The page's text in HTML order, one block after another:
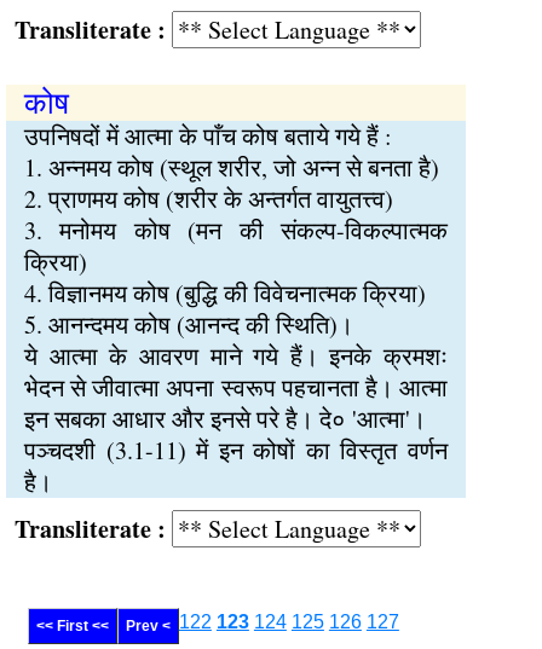
:
कोष
उपनिषदों में आत्मा के पाँच कोष बताये गये हैं :
1. अन्नमय कोष (स्थूल शरीर, जो अन्न से बनता है)
2. प्राणमय कोष (शरीर के अन्तर्गत वायुतत्त्व)
3. मनोमय कोष (मन की संकल्प-विकल्पात्मक
क्रिया)
4. विज्ञानमय कोष (बुद्धि की विवेचनात्मक क्रिया)
5. आनन्दमय कोष (आनन्द की स्थिति)।
ये आत्मा के आवरण माने गये हैं। इनके क्रमशः
भेदन से जीवात्मा अपना स्वरूप पहचानता है। आत्मा
इन सबका आधार और इनसे परे है। दे० 'आत्मा'।
पञ्चदशी (3.1-11) में इन कोषों का विस्तृत वर्णन
है।
:
<< First << Prev < 122 123 124 125 126 127